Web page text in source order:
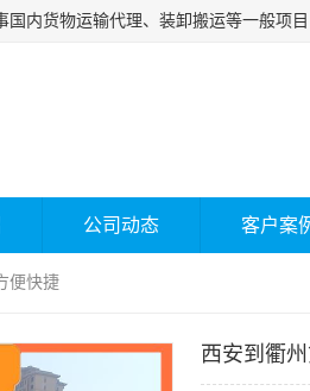
公司动态 客户案
便快捷
西安到衢